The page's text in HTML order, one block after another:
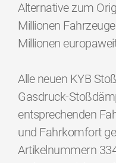
Alternative zum
Millionen
Millionen
Alle neuen KYB
Gasdruck-
entsprechenden
und Fahrkomfort
Artikelnummern